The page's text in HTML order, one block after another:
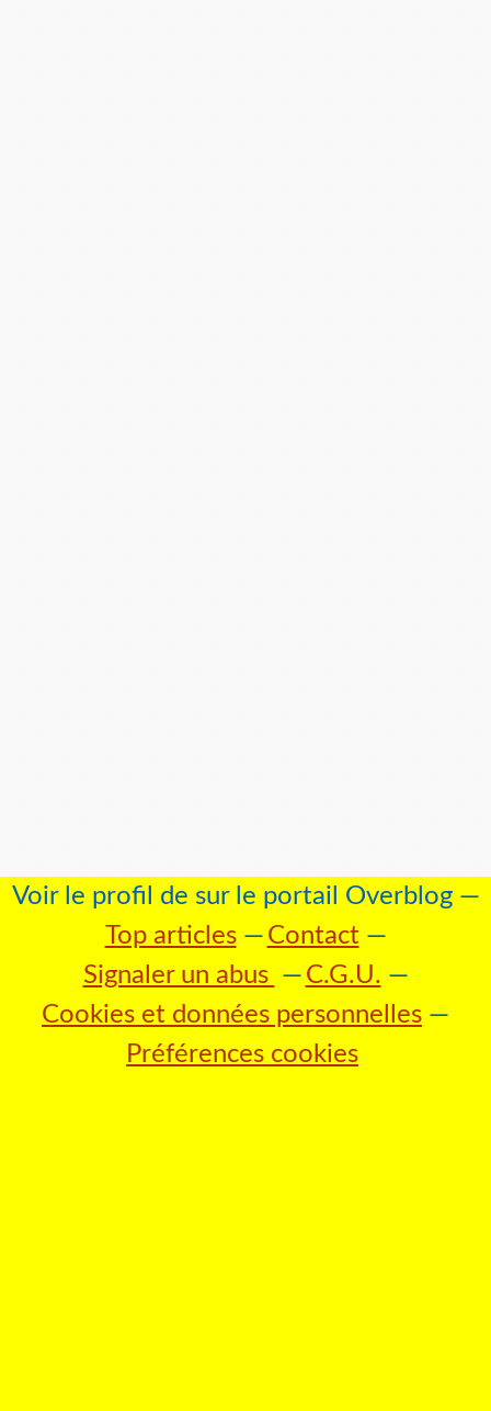
Voir le profil de sur le portail Overblog
Top articles
Contact
Signaler un abus
C.G.U.
Cookies et données personnelles
Préférences cookies